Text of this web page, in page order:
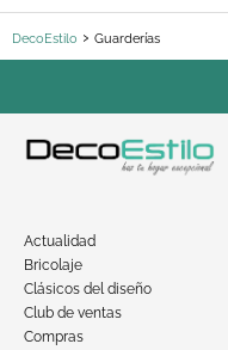
DecoEstilo Guarderías
Actualidad
Bricolaje
Clásicos del diseño
Club de ventas
Compras